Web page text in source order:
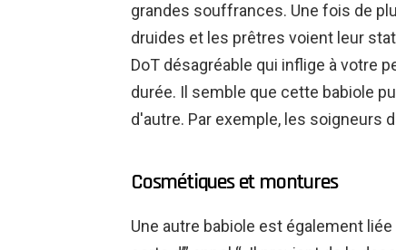
grandes souffrances. Une fois de
druides et les prêtres voient leur
DoT désagréable qui inflige à votre
durée. Il semble que cette babiole
d'autre. Par exemple, les soigneurs
Cosmétiques et montures
Une autre babiole est également liée